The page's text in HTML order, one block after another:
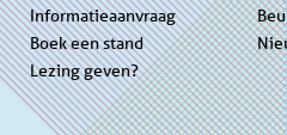
Informatieaanvraag
Boek een stand
Lezing geven?